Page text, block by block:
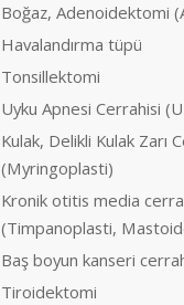
Boğaz, Adenoidektomi
Havalandırma tüpü
Tonsillektomi
Uyku Apnesi Cerrahisi
Kulak, Delikli Kulak Zarı
(Myringoplasti)
Kronik otitis media
(Timpanoplasti,
Baş boyun kanseri
Tiroidektomi